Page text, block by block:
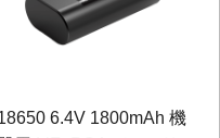
6.4V 1800mAh 機